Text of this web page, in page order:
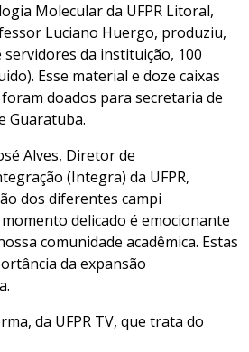
Molecular da UFPR Litoral,
Luciano Huergo, produziu,
servidores da instituição, 100
Esse material e doze caixas
doados para secretaria de
Guaratuba.
Alves, Diretor de
(Integra) da UFPR,
dos diferentes campi
delicado é emocionante
comunidade acadêmica. Estas
da expansão
da UFPR TV, que trata do